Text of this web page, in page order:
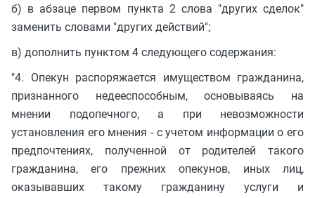
б) в абзаце первом пункта 2 слова "других сделок"
заменить словами "других действий";
в) дополнить пунктом 4 следующего содержания:
"4. Опекун распоряжается имуществом гражданина,
признанного недееспособным, основываясь на
мнении подопечного, а при невозможности
установления его мнения - с учетом информации о его
предпочтениях, полученной от родителей такого
гражданина, его прежних опекунов, иных лиц,
оказывавших такому гражданину услуги и